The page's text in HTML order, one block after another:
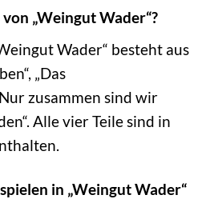
„Weingut Wader“?
Wader“ besteht aus
„Das
zusammen sind wir
Alle vier Teile sind in
in „Weingut Wader“